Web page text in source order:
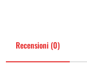
Recensioni (0)